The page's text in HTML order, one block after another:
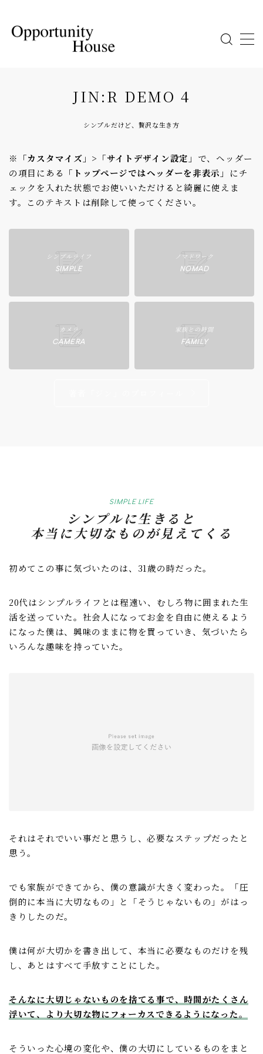
JIN:R DEMO 4
シンプルだけど、贅沢な生き方
※「カスタマイズ」>「サイトデザイン設定」 で、ヘッダー
の項目にある 「トップページではヘッダーを非表示」
にチ
ェックを入れた状態でお使いいただけると綺麗に使えま
す。このテキストは削除して使ってください。
シンプルライフ
SIMPLE
ノマドワーク
NOMAD
カメラ
CAMERA
家族との時間
FAMILY
SIMPLE LIFE
シンプルに生きると
本当に大切なものが見えてくる
初めてこの事に気づいたのは、31歳の時だった。
20代はシンプルライフとは程遠い、むしろ物に囲まれた生
活を送っていた。社会人になってお金を自由に使えるよう
になった僕は、興味のままに物を買っていき、気づいたら
いろんな趣味を持っていた。
それはそれでいい事だと思うし、必要なステップだったと
思う。
でも家族ができてから、僕の意識が大きく変わった。「圧
倒的に本当に大切なもの」と「そうじゃないもの」がはっ
きりしたのだ。
僕は何が大切かを書き出して、本当に必要なものだけを残
し、あとはすべて手放すことにした。
そんなに大切じゃないものを捨てる事で、時間がたくさん
浮いて、より大切な物にフォーカスできるようになった。
そういった心境の変化や、僕の大切にしているものをまと